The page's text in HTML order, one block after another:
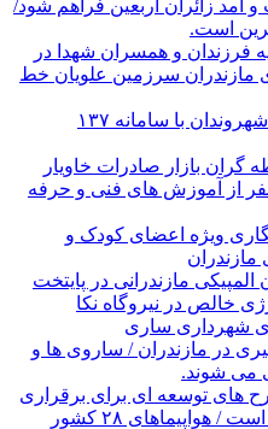
آمد زائران اربعین فراهم شود/
است.
فرزندان و همسران شهدا در
مازندران سرزمین علویان خط
تماس بیش از ۶ هزار نفر از شهروندان با سامانه ۱۳۷
گران بازار صادرات خاویار
بیش از ۱۲ هزار نفر از آموزش های فنی و حرفه
ویژه اعضای کودک و
المپیکی مازندرانی در پایتخت
در مازندران / ساروی ها و
می شوند.
های توسعه ای برای برقراری
سفرهای خارجی آماده شده است / هواپیماهای ۲۸ کشور